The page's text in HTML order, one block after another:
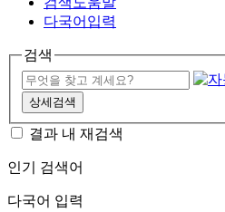
다국어입력
검색
상세검색
결과 내 재검색
인기 검색어
다국어 입력